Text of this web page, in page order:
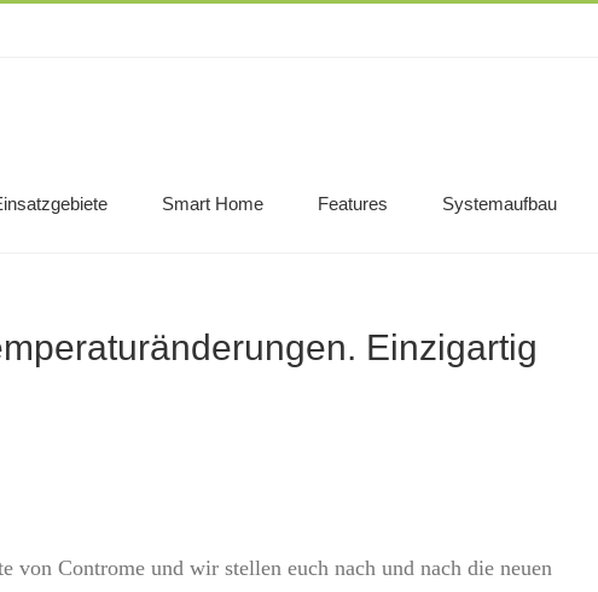
Smart Home Features Systemaufbau
Einzigartig
von Controme und wir stellen euch nach und nach die neuen